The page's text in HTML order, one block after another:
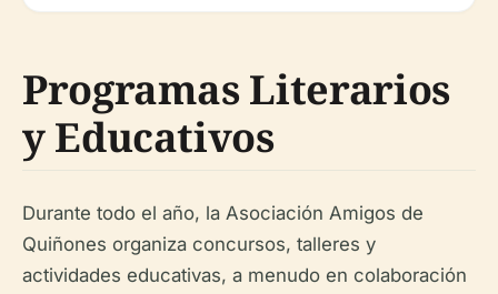
Programas Literarios
y Educativos
Durante todo el año, la Asociación Amigos de
Quiñones organiza concursos, talleres y
actividades educativas, a menudo en colaboración